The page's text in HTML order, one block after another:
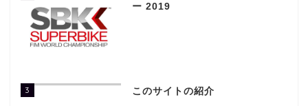
ー 2019
3 このサイトの紹介